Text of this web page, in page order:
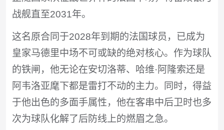
战舰直至2031年。
这名原合同于2028年到期的法国球员，已成为
皇家马德里中场不可或缺的绝对核心。作为球队
的铁闸，他无论在安切洛蒂、哈维·阿隆索还是
阿韦洛亚麾下都是雷打不动的主力。同时，得益
于他出色的多面手属性，他在客串中后卫时也多
次为球队化解了后防线上的燃眉之急。